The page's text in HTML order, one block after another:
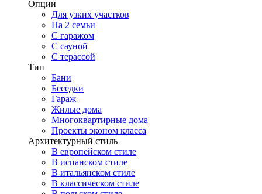
Опции
Для узких участков
На 2 семьи
С гаражом
С сауной
С терассой
Тип
Бани
Беседки
Гараж
Жилые дома
Многоквартирные дома
Проекты эконом класса
Архитектурный стиль
В европейском стиле
В испанском стиле
В итальянском стиле
В классическом стиле